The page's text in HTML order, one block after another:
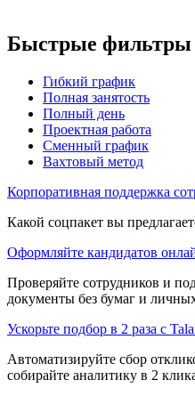
Быстрые фильтры
Гибкий график
Полная занятость
Полный день
Проектная работа
Сменный график
Вахтовый метод
Корпоративная поддержка
Какой соцпакет вы
Оформляйте кандидатов
Проверяйте сотрудников и
документы без бумаг и
Ускорьте подбор в 2 раза с
Автоматизируйте сбор
собирайте аналитику в 2